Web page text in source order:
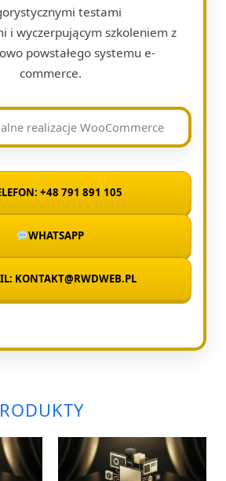
testami
i wyczerpującym szkoleniem z
powstałego systemu e-
commerce.
+48 791 891 105
WHATSAPP
KONTAKT@RWDWEB.PL